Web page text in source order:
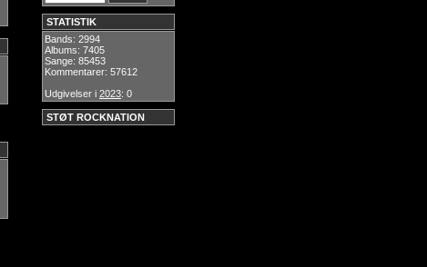
STATISTIK
Bands: 2994
Albums: 7405
Sange: 85453
Kommentarer: 57612
Udgivelser i 2023: 0
STØT ROCKNATION